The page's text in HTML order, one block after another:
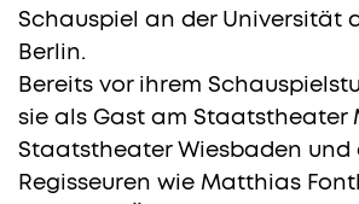
Schauspiel an der Universität
Berlin.
Bereits vor ihrem
sie als Gast am Staatstheater
Staatstheater Wiesbaden
Regisseuren wie Matthias